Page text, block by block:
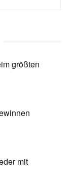
größten
mit